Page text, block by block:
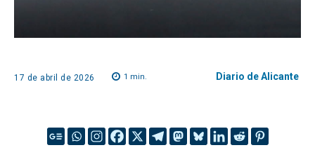
17 de abril de 2026 1 min. Diario de Alicante